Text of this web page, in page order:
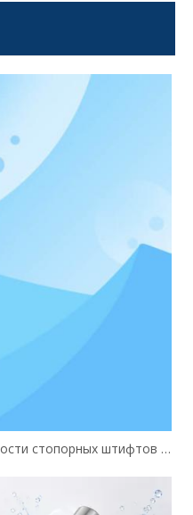
Варианты обработки поверхности стопорных штифтов кнопок